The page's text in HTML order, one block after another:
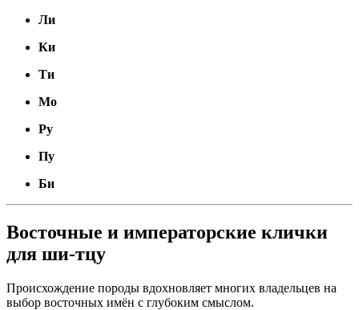
Ли
Ки
Ти
Мо
Ру
Пу
Би
Восточные и императорские клички
для ши-тцу
Происхождение породы вдохновляет многих владельцев на
выбор восточных имён с глубоким смыслом.